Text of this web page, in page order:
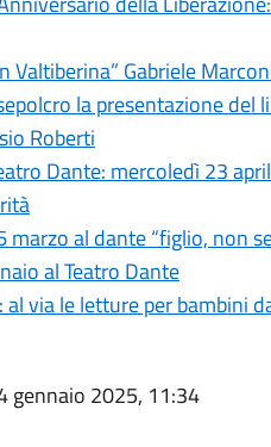
Valtiberina” Gabriele
la presentazione del
Roberti
Dante: mercoledì 23
al dante “figlio, non
al Teatro Dante
via le letture per bambini
gennaio 2025, 11:34